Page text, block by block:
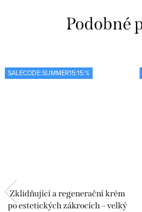
SALECODE:SUMMER15:15:%
Zklidňující a regenerační krém
po estetických zákrocích – velký